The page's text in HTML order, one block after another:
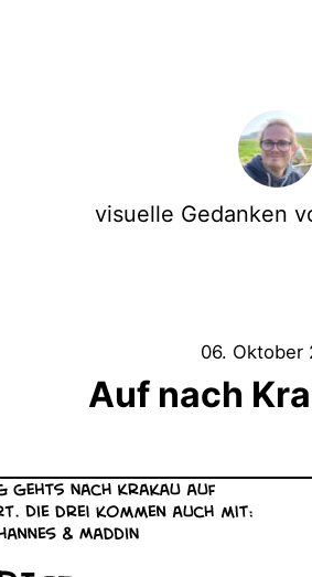
visuelle Gedanken
06. Oktober
Auf nach